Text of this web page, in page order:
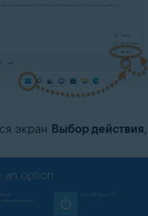
экран Выбор действия